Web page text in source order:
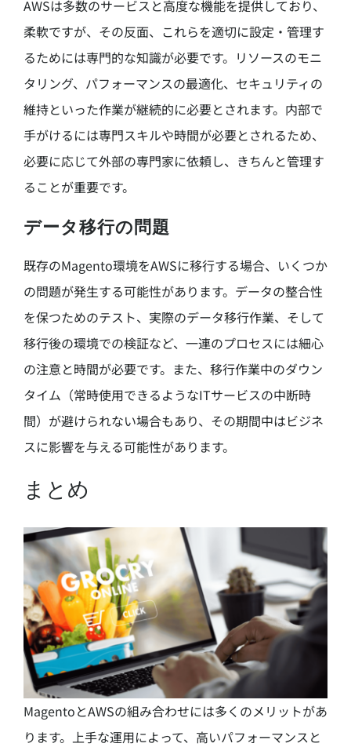
AWSは多数のサービスと高度な機能を提供しており、
柔軟ですが、その反面、これらを適切に設定・管理す
るためには専門的な知識が必要です。リソースのモニ
タリング、パフォーマンスの最適化、セキュリティの
維持といった作業が継続的に必要とされます。内部で
手がけるには専門スキルや時間が必要とされるため、
必要に応じて外部の専門家に依頼し、きちんと管理す
ることが重要です。
データ移行の問題
既存のMagento環境をAWSに移行する場合、いくつか
の問題が発生する可能性があります。データの整合性
を保つためのテスト、実際のデータ移行作業、そして
移行後の環境での検証など、一連のプロセスには細心
の注意と時間が必要です。また、移行作業中のダウン
タイム（常時使用できるようなITサービスの中断時
間）が避けられない場合もあり、その期間中はビジネ
スに影響を与える可能性があります。
まとめ
MagentoとAWSの組み合わせには多くのメリットがあ
ります。上手な運用によって、高いパフォーマンスと